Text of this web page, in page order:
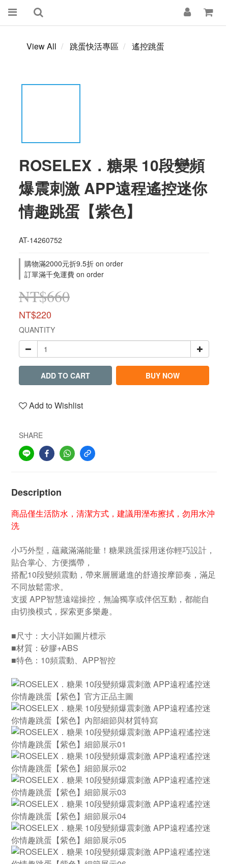
View All 跳蛋快活專區 遙控跳蛋
ROSELEX．糖果 10段變頻
爆震刺激 APP遠程遙控迷你
情趣跳蛋【紫色】
AT-14260752
購物滿2000元折9.5折 on order
訂單滿千免運費 on order
NT$660
NT$220
QUANTITY
ADD TO CART BUY NOW
Add to Wishlist
SHARE
Description
商品僅生活防水，清潔方式，建議用溼布擦拭，勿用水沖
洗
小巧外型，蘊藏滿滿能量！糖果跳蛋採用迷你輕巧設計，
貼合掌心、方便攜帶，
搭配10段變頻震動，帶來層層遞進的舒適按摩節奏，滿足
不同放鬆需求。
支援 APP智慧遠端操控，無論獨享或伴侶互動，都能自
由切換模式，探索更多樂趣。
■尺寸：大小詳如圖片標示
■材質：矽膠+ABS
■特色：10頻震動、APP智控